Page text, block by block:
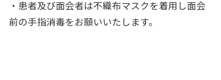
・患者及び面会者は不織布マスクを着用し面会
前の手指消毒をお願いいたします。